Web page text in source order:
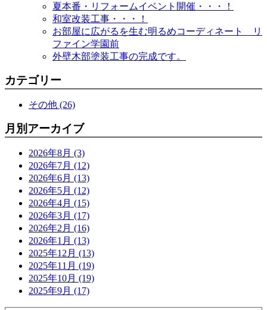
夏本番・リフォームイベント開催・・・！
和室改装工事・・・！
お部屋に広がるを生む明るめコーディネート リ
ファイン学園前
外壁木部塗装工事の完成です。
カテゴリー
その他 (26)
月別アーカイブ
2026年8月 (3)
2026年7月 (12)
2026年6月 (13)
2026年5月 (12)
2026年4月 (15)
2026年3月 (17)
2026年2月 (16)
2026年1月 (13)
2025年12月 (13)
2025年11月 (19)
2025年10月 (19)
2025年9月 (17)